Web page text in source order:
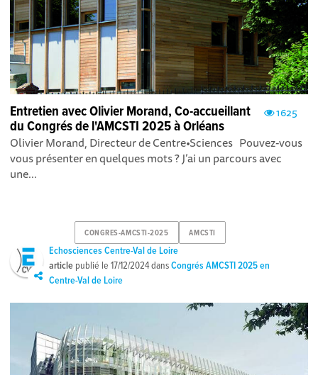
1625
Entretien avec Olivier Morand, Co-accueillant
du Congrés de l'AMCSTI 2025 à Orléans
Olivier Morand, Directeur de Centre•Sciences Pouvez-vous
vous présenter en quelques mots ? J’ai un parcours avec
une...
CONGRES-AMCSTI-2025 AMCSTI
Echosciences Centre-Val de Loire
article publié le17/12/2024dansCongrés AMCSTI 2025 en
Centre-Val de Loire